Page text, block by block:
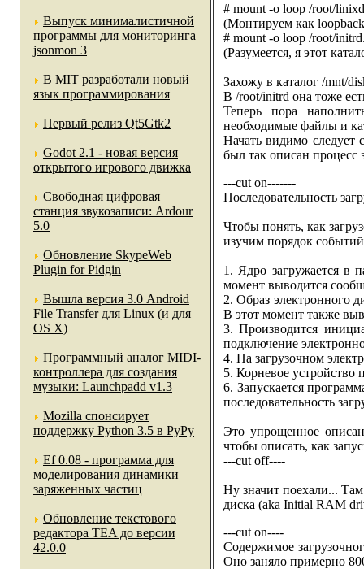
Выпуск минималистичной
программы для мониторинга
jsonmon 3
В MIT разработали новый
язык программирования
Первый релиз Qt5Gtk2
Godot 2.1 - новая версия
открытого игрового движка
Свободная цифровая
станция звукозаписи: Ardour
5.0
Обновление SkypeWeb
Plugin for Pidgin
Вышла версия 3.0 Android
File Transfer для Linux (и для
OS X)
Программный аналог MIDI-
контроллера для создания
музыки: Launchpadd v1.3
Mozilla спонсирует
поддержку Python 3.5 в PyPy
Ef 0.08 - программа для
моделирования динамики
заряженных частиц
Обновление текстового
редактора TEA до версии
42.0.0
# mount -o loop /root/
(Монтируем как
# mount -o loop /root/
(Разумеется, я этот
Захожу в каталог /mnt/
В /root/initrd она тоже
Теперь пора
необходимые файлы и
Начать видимо
был так описан процесс
---cut on-------
Последовательность
Чтобы понять, как
изучим порядок
1. Ядро загружается в
момент выводится
2. Образ электронного
В этот момент также
3. Производится
подключение
4. На загрузочном
5. Корневое устройство
6. Запускается
последовательность
Это упрощенное
чтобы описать, как
---cut off----
Ну значит поехали...
диска (aka Initial RAM
---cut on----
Содержимое
Оно заняло примерно